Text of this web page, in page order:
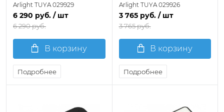
Arlight TUYA 029929
6 290 руб. / шт
6 290 руб.
В корзину
Подробнее
Arlight TUYA 029926
3 765 руб. / шт
3 765 руб.
В корзину
Подробнее